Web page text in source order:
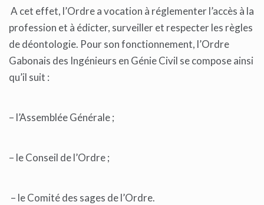
A cet effet, l’Ordre a vocation à réglementer l’accès à la
profession et à édicter, surveiller et respecter les règles
de déontologie. Pour son fonctionnement, l’Ordre
Gabonais des Ingénieurs en Génie Civil se compose ainsi
qu’il suit :
– l’Assemblée Générale ;
– le Conseil de l’Ordre ;
– le Comité des sages de l’Ordre.